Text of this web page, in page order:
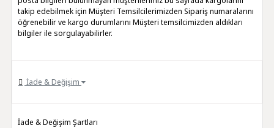
takip edebilmek için Müşteri Temsilcilerimizden Sipariş numaralarını
öğrenebilir ve kargo durumlarını Müşteri temsilcimizden aldıkları
bilgiler ile sorgulayabilirler.
İade & Değişim
İade & Değişim Şartları